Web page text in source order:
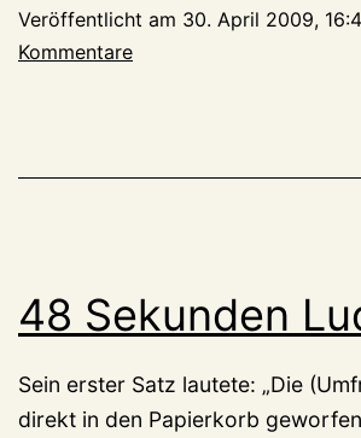
Veröffentlicht am 30. April 2009,
Kommentare
48 Sekunden
Sein erster Satz lautete: „Die
direkt in den Papierkorb